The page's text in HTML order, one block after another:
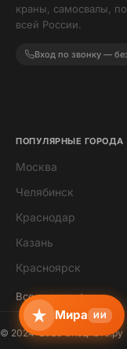
краны, самосвалы,
всей России.
Вход по звонку —
ПОПУЛЯРНЫЕ ГОРОДА
Москва
Челябинск
Краснодар
Казань
Красноярск
Все города →
© 2024–2026 СпецАвто.ру
ИИ-помощник ·
Мира ИИ